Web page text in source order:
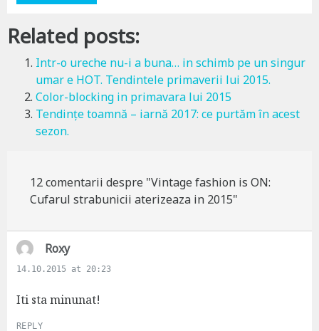
Related posts:
Intr-o ureche nu-i a buna… in schimb pe un singur
umar e HOT. Tendintele primaverii lui 2015.
Color-blocking in primavara lui 2015
Tendințe toamnă – iarnă 2017: ce purtăm în acest
sezon.
12 comentarii despre "Vintage fashion is ON:
Cufarul strabunicii aterizeaza in 2015"
Roxys
a
s
14.10.2015 at 20:23
Iti sta minunat!
REPLY